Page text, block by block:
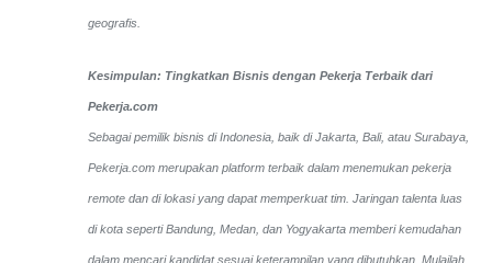
geografis.
Kesimpulan: Tingkatkan Bisnis dengan Pekerja Terbaik dari
Pekerja.com
Sebagai pemilik bisnis di Indonesia, baik di Jakarta, Bali, atau Surabaya,
Pekerja.com merupakan platform terbaik dalam menemukan pekerja
remote dan di lokasi yang dapat memperkuat tim. Jaringan talenta luas
di kota seperti Bandung, Medan, dan Yogyakarta memberi kemudahan
dalam mencari kandidat sesuai keterampilan yang dibutuhkan. Mulailah